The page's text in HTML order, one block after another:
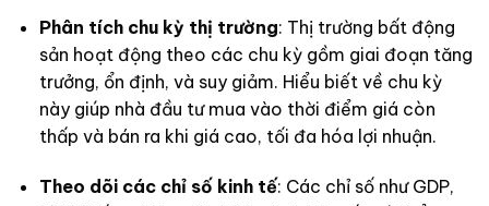
Phân tích chu kỳ thị trường: Thị trường bất động
sản hoạt động theo các chu kỳ gồm giai đoạn tăng
trưởng, ổn định, và suy giảm. Hiểu biết về chu kỳ
này giúp nhà đầu tư mua vào thời điểm giá còn
thấp và bán ra khi giá cao, tối đa hóa lợi nhuận.
Theo dõi các chỉ số kinh tế: Các chỉ số như GDP,